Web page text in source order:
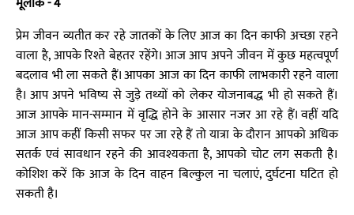
प्रेम जीवन व्यतीत कर रहे जातकों के लिए आज का दिन काफी अच्छा रहने
वाला है, आपके रिश्ते बेहतर रहेंगे। आज आप अपने जीवन में कुछ महत्वपूर्ण
बदलाव भी ला सकते हैं। आपका आज का दिन काफी लाभकारी रहने वाला
है। आप अपने भविष्य से जुड़े तथ्यों को लेकर योजनाबद्ध भी हो सकते हैं।
आज आपके मान-सम्मान में वृद्धि होने के आसार नजर आ रहे हैं। वहीं यदि
आज आप कहीं किसी सफर पर जा रहे हैं तो यात्रा के दौरान आपको अधिक
सतर्क एवं सावधान रहने की आवश्यकता है, आपको चोट लग सकती है।
कोशिश करें कि आज के दिन वाहन बिल्कुल ना चलाएं, दुर्घटना घटित हो
सकती है।